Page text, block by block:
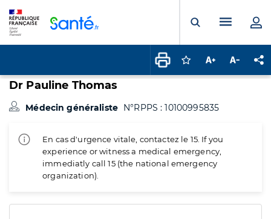
Ouvrir laMenu
Connectez-vous
Augmenter la
Dr Pauline Thomas
Médecin généraliste N°RPPS : 10100995835
En cas d'urgence vitale, contactez le 15. If you
experience or witness a medical emergency,
immediatly call 15 (the national emergency
organization).